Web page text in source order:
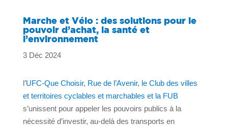
Marche et Vélo : des solutions pour le
pouvoir d’achat, la santé et
l’environnement
3 Déc 2024
l’UFC-Que Choisir, Rue de l’Avenir, le Club des villes
et territoires cyclables et marchables et la FUB
s’unissent pour appeler les pouvoirs publics à la
nécessité d’investir, au-delà des transports en